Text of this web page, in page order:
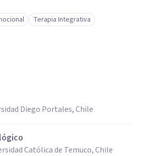
Terapia Integrativa
Diego Portales, Chile
Católica de Temuco, Chile